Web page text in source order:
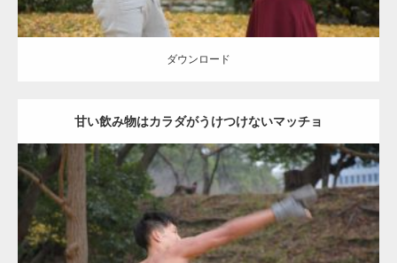
ダウンロード
甘い飲み物はカラダがうけつけないマッチョ
Update:2021.07.8
Category: 公園のマッチョ その他 AKIHITO(細マッチョ) 背中